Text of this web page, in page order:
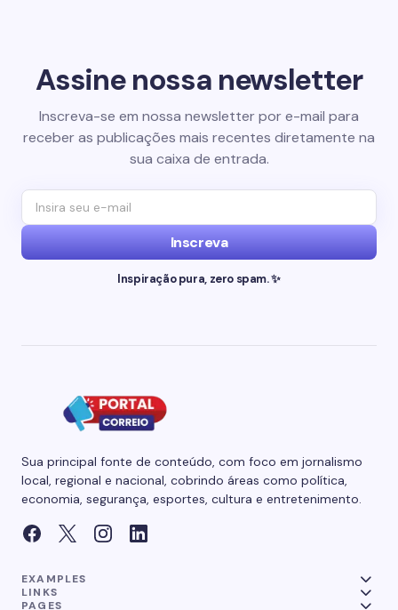
Assine nossa newsletter
Inscreva-se em nossa newsletter por e-mail para
receber as publicações mais recentes diretamente na
sua caixa de entrada.
Inscreva
Inspiração pura, zero spam. ✨
Sua principal fonte de conteúdo, com foco em jornalismo
local, regional e nacional, cobrindo áreas como política,
economia, segurança, esportes, cultura e entretenimento.
EXAMPLES
LINKS
PAGES